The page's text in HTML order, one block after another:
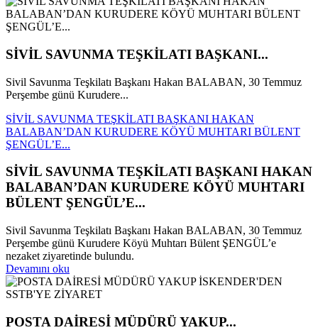
SİVİL SAVUNMA TEŞKİLATI BAŞKANI...
Sivil Savunma Teşkilatı Başkanı Hakan BALABAN, 30 Temmuz
Perşembe günü Kurudere...
SİVİL SAVUNMA TEŞKİLATI BAŞKANI HAKAN
BALABAN’DAN KURUDERE KÖYÜ MUHTARI BÜLENT
ŞENGÜL’E...
SİVİL SAVUNMA TEŞKİLATI BAŞKANI HAKAN
BALABAN’DAN KURUDERE KÖYÜ MUHTARI
BÜLENT ŞENGÜL’E...
Sivil Savunma Teşkilatı Başkanı Hakan BALABAN, 30 Temmuz
Perşembe günü Kurudere Köyü Muhtarı Bülent ŞENGÜL’e
nezaket ziyaretinde bulundu.
Devamını oku
POSTA DAİRESİ MÜDÜRÜ YAKUP...